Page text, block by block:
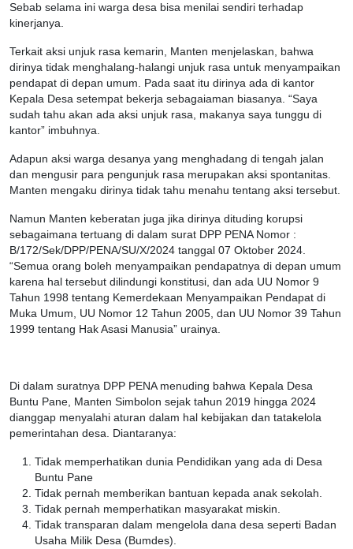
Sebab selama ini warga desa bisa menilai sendiri terhadap
kinerjanya.
Terkait aksi unjuk rasa kemarin, Manten menjelaskan, bahwa
dirinya tidak menghalang-halangi unjuk rasa untuk menyampaikan
pendapat di depan umum. Pada saat itu dirinya ada di kantor
Kepala Desa setempat bekerja sebagaiaman biasanya. “Saya
sudah tahu akan ada aksi unjuk rasa, makanya saya tunggu di
kantor” imbuhnya.
Adapun aksi warga desanya yang menghadang di tengah jalan
dan mengusir para pengunjuk rasa merupakan aksi spontanitas.
Manten mengaku dirinya tidak tahu menahu tentang aksi tersebut.
Namun Manten keberatan juga jika dirinya dituding korupsi
sebagaimana tertuang di dalam surat DPP PENA Nomor :
B/172/Sek/DPP/PENA/SU/X/2024 tanggal 07 Oktober 2024.
“Semua orang boleh menyampaikan pendapatnya di depan umum
karena hal tersebut dilindungi konstitusi, dan ada UU Nomor 9
Tahun 1998 tentang Kemerdekaan Menyampaikan Pendapat di
Muka Umum, UU Nomor 12 Tahun 2005, dan UU Nomor 39 Tahun
1999 tentang Hak Asasi Manusia” urainya.
Di dalam suratnya DPP PENA menuding bahwa Kepala Desa
Buntu Pane, Manten Simbolon sejak tahun 2019 hingga 2024
dianggap menyalahi aturan dalam hal kebijakan dan tatakelola
pemerintahan desa. Diantaranya:
Tidak memperhatikan dunia Pendidikan yang ada di Desa
Buntu Pane
Tidak pernah memberikan bantuan kepada anak sekolah.
Tidak pernah memperhatikan masyarakat miskin.
Tidak transparan dalam mengelola dana desa seperti Badan
Usaha Milik Desa (Bumdes).